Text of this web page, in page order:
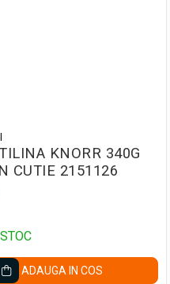
KNORR 340G
CUTIE 2151126
ADAUGA IN COS